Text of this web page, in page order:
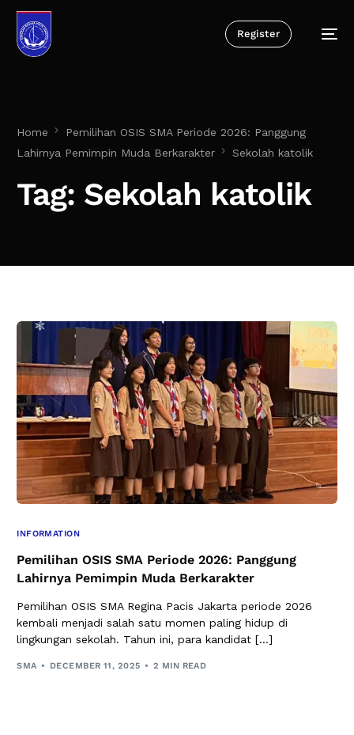
Register
Home
Pemilihan OSIS SMA Periode 2026: Panggung
Lahirnya Pemimpin Muda Berkarakter
Sekolah katolik
Tag: Sekolah katolik
INFORMATION
Pemilihan OSIS SMA Periode 2026: Panggung
Lahirnya Pemimpin Muda Berkarakter
Pemilihan OSIS SMA Regina Pacis Jakarta periode 2026
kembali menjadi salah satu momen paling hidup di
lingkungan sekolah. Tahun ini, para kandidat […]
SMA DECEMBER 11, 2025 2 MIN READ